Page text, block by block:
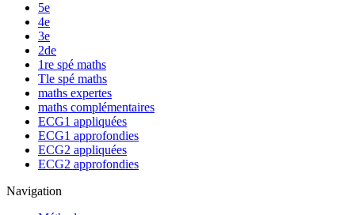
5e
4e
3e
2de
1re spé maths
Tle spé maths
maths expertes
maths complémentaires
ECG1 appliquées
ECG1 approfondies
ECG2 appliquées
ECG2 approfondies
Navigation